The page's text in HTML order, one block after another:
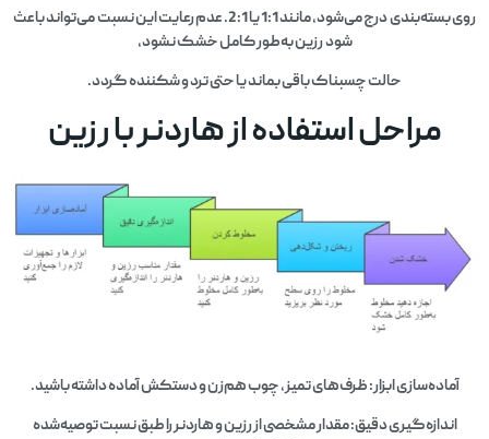
روی بسته‌بندی درج می‌شود، مانند 1:1 یا 2:1. عدم رعایت این نسبت می‌تواند باعث
شود رزین به‌طور کامل خشک نشود،
حالت چسبناک باقی بماند یا حتی ترد و شکننده گردد.
مراحل استفاده از هاردنر با رزین
آماده‌سازی ابزار: ظرف‌های تمیز، چوب هم‌زن و دستکش آماده داشته باشید.
اندازه‌گیری دقیق: مقدار مشخصی از رزین و هاردنر را طبق نسبت توصیه‌شده